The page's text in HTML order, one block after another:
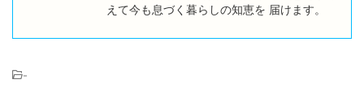
えて今も息づく暮らしの知恵を 届けます。
-